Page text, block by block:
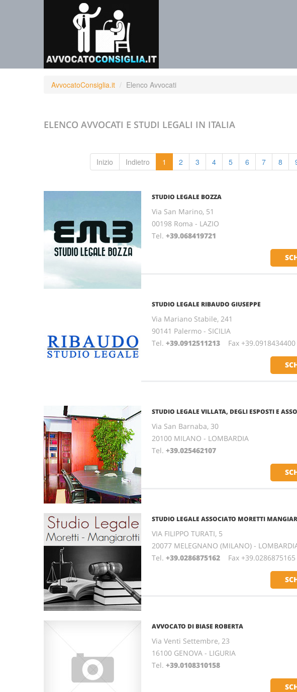
AvvocatoConsiglia.it Elenco Avvocati
ELENCO AVVOCATI E STUDI LEGALI IN ITALIA
Inizio Indietro 1 2 3 4 5 6 7 8
STUDIO LEGALE BOZZA
Via San Marino, 51
00198 Roma - LAZIO
Tel. +39.068419721
STUDIO LEGALE RIBAUDO GIUSEPPE
Via Mariano Stabile, 241
90141 Palermo - SICILIA
Tel. +39.0912511213 Fax +39.0918434400
STUDIO LEGALE VILLATA, DEGLI ESPOSTI E
Via San Barnaba, 30
20100 MILANO - LOMBARDIA
Tel. +39.025462107
STUDIO LEGALE ASSOCIATO MORETTI
VIA FILIPPO TURATI, 5
20077 MELEGNANO (MILANO) -
Tel. +39.0286875162 Fax +39.0286875165
AVVOCATO DI BIASE ROBERTA
Via Venti Settembre, 23
16100 GENOVA - LIGURIA
Tel. +39.0108310158